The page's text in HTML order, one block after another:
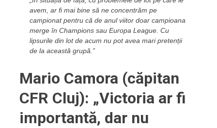
avem, ar fi mai bine să ne concentrăm pe
campionat pentru că de anul viitor doar campioana
merge în Champions sau Europa League. Cu
lipsurile din lot de acum nu pot avea mari pretenții
de la această grupă.”
Mario Camora (căpitan
CFR Cluj): „Victoria ar fi
importantă, dar nu